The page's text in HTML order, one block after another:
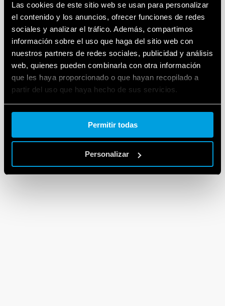
Las cookies de este sitio web se usan para personalizar
el contenido y los anuncios, ofrecer funciones de redes
sociales y analizar el tráfico. Además, compartimos
información sobre el uso que haga del sitio web con
nuestros partners de redes sociales, publicidad y análisis
web, quienes pueden combinarla con otra información
que les haya proporcionado o que hayan recopilado a
partir del uso que haya hecho de sus servicios.
Cookie policy.
Permitir todas
Personalizar